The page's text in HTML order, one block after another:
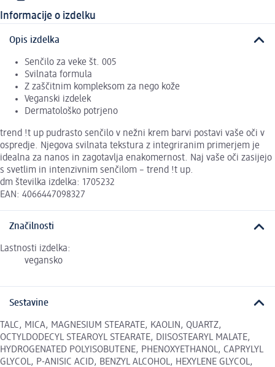
Informacije o izdelku
Opis izdelka
Senčilo za veke št. 005
Svilnata formula
Z zaščitnim kompleksom za nego kože
Veganski izdelek
Dermatološko potrjeno
trend !t up pudrasto senčilo v nežni krem barvi postavi vaše oči v
ospredje. Njegova svilnata tekstura z integriranim primerjem je
idealna za nanos in zagotavlja enakomernost. Naj vaše oči zasijejo
s svetlim in intenzivnim senčilom – trend !t up.
dm številka izdelka: 1705232
EAN: 4066447098327
Značilnosti
Lastnosti izdelka:
vegansko
Sestavine
TALC, MICA, MAGNESIUM STEARATE, KAOLIN, QUARTZ,
OCTYLDODECYL STEAROYL STEARATE, DIISOSTEARYL MALATE,
HYDROGENATED POLYISOBUTENE, PHENOXYETHANOL, CAPRYLYL
GLYCOL, P-ANISIC ACID, BENZYL ALCOHOL, HEXYLENE GLYCOL,